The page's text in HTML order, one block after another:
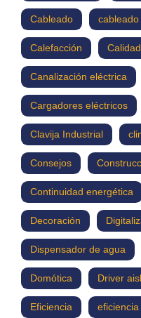
Cableado
Calefacción
Canalización eléctrica
Cargadores eléctricos
Clavija Industrial
Consejos
Continuidad energética
Decoración
Dispensador de agua
Domótica Driver
Eficiencia eficiencia